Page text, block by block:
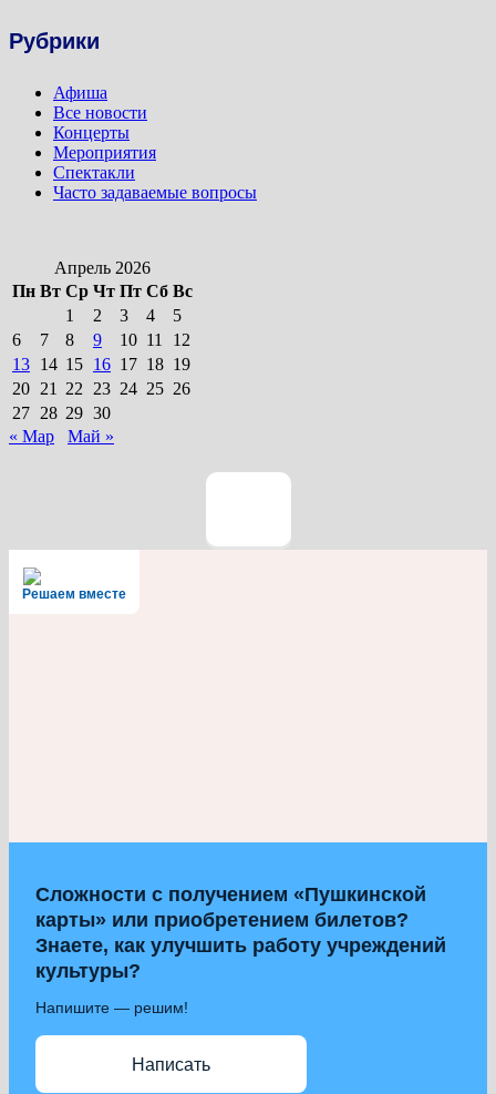
Рубрики
Афиша
Все новости
Концерты
Мероприятия
Спектакли
Часто задаваемые вопросы
Апрель 2026
Пн Вт Ср Чт Пт Сб Вс
1
2 3 4
5
6
7 8 9 10 11
12
13 14 15 16 17 18 19
20 21 22 23 24 25 26
27 28 29 30
« Мар
Май »
Решаем вместе
Сложности с получением «Пушкинской
карты» или приобретением билетов?
Знаете, как улучшить работу учреждений
культуры?
Напишите — решим!
Написать